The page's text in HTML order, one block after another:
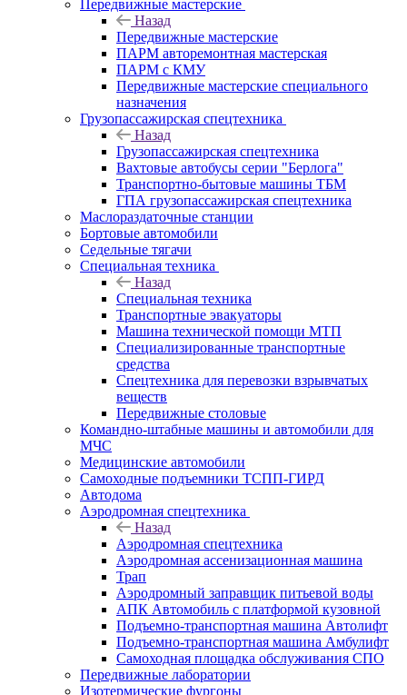
Передвижные мастерские
Назад
Передвижные мастерские
ПАРМ авторемонтная мастерская
ПАРМ с КМУ
Передвижные мастерские специального
назначения
Грузопассажирская спецтехника
Назад
Грузопассажирская спецтехника
Вахтовые автобусы серии "Берлога"
Транспортно-бытовые машины ТБМ
ГПА грузопассажирская спецтехника
Маслораздаточные станции
Бортовые автомобили
Седельные тягачи
Специальная техника
Назад
Специальная техника
Транспортные эвакуаторы
Машина технической помощи МТП
Специализированные транспортные
средства
Спецтехника для перевозки взрывчатых
веществ
Передвижные столовые
Командно-штабные машины и автомобили для
МЧС
Медицинские автомобили
Самоходные подъемники ТСПП-ГИРД
Автодома
Аэродромная спецтехника
Назад
Аэродромная спецтехника
Аэродромная ассенизационная машина
Трап
Аэродромный заправщик питьевой воды
АПК Автомобиль с платформой кузовной
Подъемно-транспортная машина Автолифт
Подъемно-транспортная машина Амбулифт
Самоходная площадка обслуживания СПО
Передвижные лаборатории
Изотермические фургоны